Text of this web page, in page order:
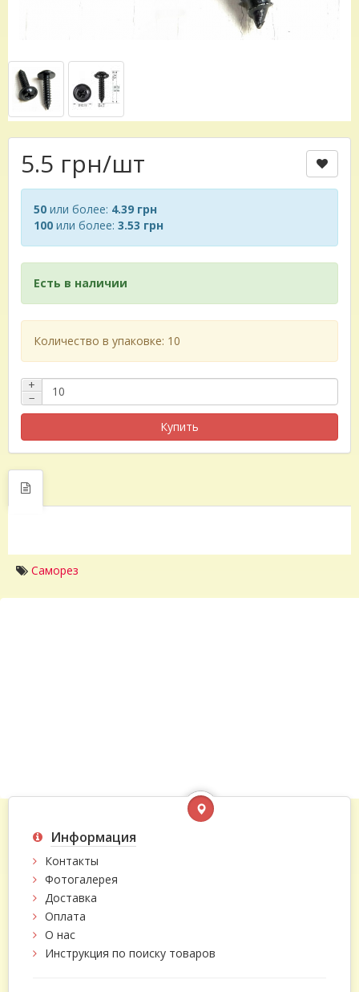
5.5 грн/шт
50 или более: 4.39 грн
100 или более: 3.53 грн
Есть в наличии
Количество в упаковке: 10
+
−
Купить
Саморез
Информация
Контакты
Фотогалерея
Доставка
Оплата
О нас
Инструкция по поиску товаров